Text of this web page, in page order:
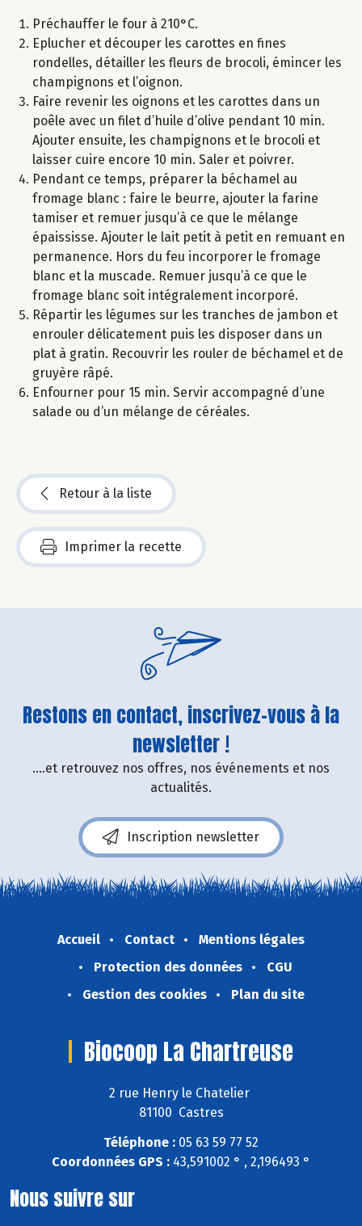
Préchauffer le four à 210°C.
Eplucher et découper les carottes en fines
rondelles, détailler les fleurs de brocoli, émincer les
champignons et l’oignon.
Faire revenir les oignons et les carottes dans un
poêle avec un filet d’huile d’olive pendant 10 min.
Ajouter ensuite, les champignons et le brocoli et
laisser cuire encore 10 min. Saler et poivrer.
Pendant ce temps, préparer la béchamel au
fromage blanc : faire le beurre, ajouter la farine
tamiser et remuer jusqu’à ce que le mélange
épaississe. Ajouter le lait petit à petit en remuant en
permanence. Hors du feu incorporer le fromage
blanc et la muscade. Remuer jusqu’à ce que le
fromage blanc soit intégralement incorporé.
Répartir les légumes sur les tranches de jambon et
enrouler délicatement puis les disposer dans un
plat à gratin. Recouvrir les rouler de béchamel et de
gruyère râpé.
Enfourner pour 15 min. Servir accompagné d’une
salade ou d’un mélange de céréales.
Retour à la liste
Imprimer la recette
Restons en contact, inscrivez-vous à la
newsletter !
....et retrouvez nos offres, nos événements et nos
actualités.
Inscription newsletter
Accueil Contact
Mentions légales
Protection des données
CGU
Gestion des cookies
Plan du site
Biocoop La Chartreuse
2 rue Henry le Chatelier
81100 Castres
Téléphone : 05 63 59 77 52
Coordonnées GPS : 43,591002 ° , 2,196493 °
Nous suivre sur